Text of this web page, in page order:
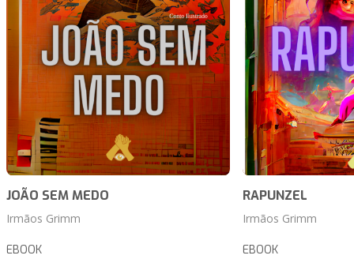
JOÃO SEM MEDO
Irmãos Grimm
EBOOK
RAPUNZEL
Irmãos Grimm
EBOOK